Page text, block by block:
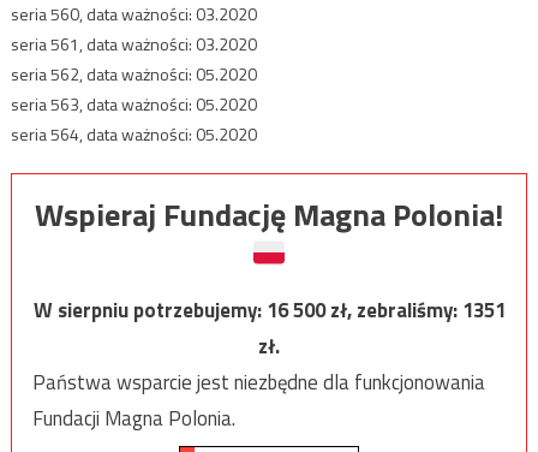
seria 560, data ważności: 03.2020
seria 561, data ważności: 03.2020
seria 562, data ważności: 05.2020
seria 563, data ważności: 05.2020
seria 564, data ważności: 05.2020
Wspieraj Fundację Magna Polonia!
W sierpniu potrzebujemy:16 500zł, zebraliśmy:1351
zł.
Państwa wsparcie jest niezbędne dla funkcjonowania
Fundacji Magna Polonia.